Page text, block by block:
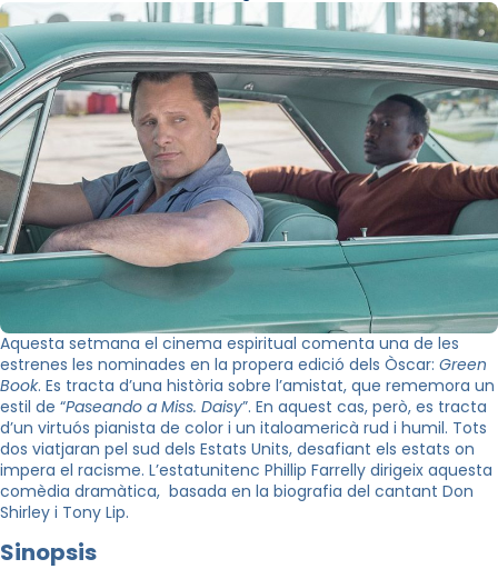
Aquesta setmana el cinema espiritual comenta una de les
estrenes les nominades en la propera edició dels Òscar: Green
Book. Es tracta d’una història sobre l’amistat, que rememora un
estil de “Paseando a Miss. Daisy”. En aquest cas, però, es tracta
d’un virtuós pianista de color i un italoamericà rud i humil. Tots
dos viatjaran pel sud dels Estats Units, desafiant els estats on
impera el racisme. L’estatunitenc Phillip Farrelly dirigeix aquesta
comèdia dramàtica, basada en la biografia del cantant Don
Shirley i Tony Lip.
Sinopsis